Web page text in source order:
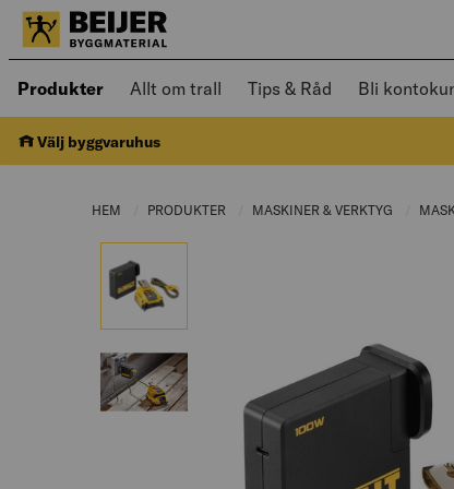
Produkter Öppnad meny kan navigeras med
Allt om trall Tips & Råd Bli
Välj byggvaruhus
HEM PRODUKTER CURRENT PAGE:
MASKINER & VERKTYG